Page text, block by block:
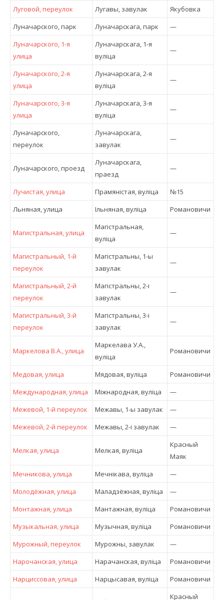
Луговой, переулок Лугавы, завулак
Якубовка
Луначарского, парк
Луначарскага, парк
—
Луначарского, 1-я
улица
Луначарскага, 1-я
вулiца
—
Луначарского, 2-я
улица
Луначарскага, 2-я
вулiца
—
Луначарского, 3-я
улица
Луначарскага, 3-я
вулiца
—
Луначарского,
переулок
Луначарскага,
завулак
—
Луначарского, проезд
Луначарскага,
праезд
—
Лучистая, улица Прамяністая, вулiца
№15
Льняная, улица
Ільняная, вулiца Романовичи
Магистральная, улица
Магістральная,
вулiца
—
Магистральный, 1-й
переулок
Магістральны, 1-ы
завулак
—
Магистральный, 2-й
переулок
Магістральны, 2-і
завулак
—
Магистральный, 3-й
переулок
Магістральны, 3-і
завулак
—
Маркелова В.А., улица
Маркелава У.А.,
вулiца
Романовичи
Медовая, улица Мядовая, вулiца
Романовичи
Международная, улица
Міжнародная, вулiца
—
Межевой, 1-й переулок
Межавы, 1-ы завулак
—
Межевой, 2-й переулок
Межавы, 2-і завулак —
Мелкая, улица Мелкая, вулiца
Красный
Маяк
Мечникова, улица
Мечнікава, вулiца
—
Молодёжная, улица
Маладзёжная, вулiца
—
Монтажная, улица
Мантажная, вулiца
Романовичи
Музыкальная, улица
Музычная, вулiца
Романовичи
Мурожный, переулок
Мурожны, завулак
—
Нарочанская, улица
Нарачанская, вулiца
Романовичи
Нарциссовая, улица
Нарцысавая, вулiца Романовичи
Красный